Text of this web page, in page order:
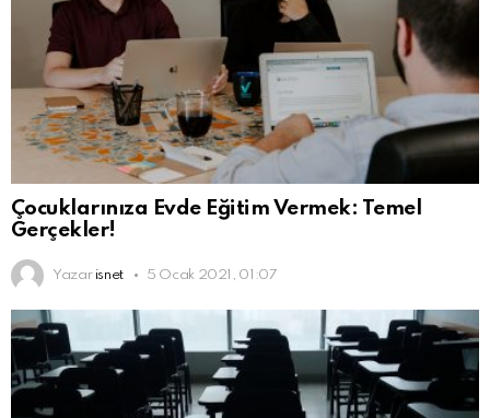
Çocuklarınıza Evde Eğitim Vermek: Temel
Gerçekler!
Yazar isnet 5 Ocak 2021, 01:07